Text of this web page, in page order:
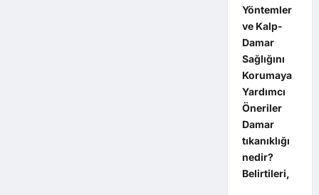
Yöntemler
ve Kalp-
Damar
Sağlığını
Korumaya
Yardımcı
Öneriler
Damar
tıkanıklığı
nedir?
Belirtileri,